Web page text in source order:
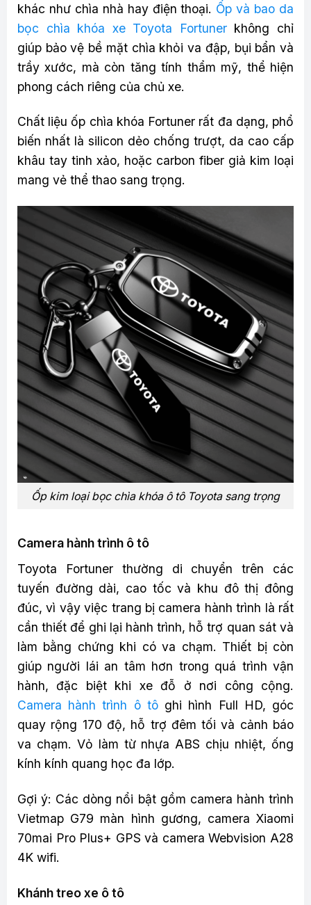
khác như chìa nhà hay điện thoại. Ốp và bao da
bọc chìa khóa xe Toyota Fortunerkhông chỉ
giúp bảo vệ bề mặt chìa khỏi va đập, bụi bẩn và
trầy xước, mà còn tăng tính thẩm mỹ, thể hiện
phong cách riêng của chủ xe.
Chất liệu ốp chìa khóa Fortuner rất đa dạng, phổ
biến nhất là silicon dẻo chống trượt, da cao cấp
khâu tay tinh xảo, hoặc carbon fiber giả kim loại
mang vẻ thể thao sang trọng.
Ốp kim loại bọc chìa khóa ô tô Toyota sang trọng
Camera hành trình ô tô
Toyota Fortuner thường di chuyển trên các
tuyến đường dài, cao tốc và khu đô thị đông
đúc, vì vậy việc trang bị camera hành trình là rất
cần thiết để ghi lại hành trình, hỗ trợ quan sát và
làm bằng chứng khi có va chạm. Thiết bị còn
giúp người lái an tâm hơn trong quá trình vận
hành, đặc biệt khi xe đỗ ở nơi công cộng.
Camera hành trình ô tôghi hình Full HD, góc
quay rộng 170 độ, hỗ trợ đêm tối và cảnh báo
va chạm. Vỏ làm từ nhựa ABS chịu nhiệt, ống
kính kính quang học đa lớp.
Gợi ý: Các dòng nổi bật gồm camera hành trình
Vietmap G79 màn hình gương, camera Xiaomi
70mai Pro Plus+ GPS và camera Webvision A28
4K wifi.
Khánh treo xe ô tô